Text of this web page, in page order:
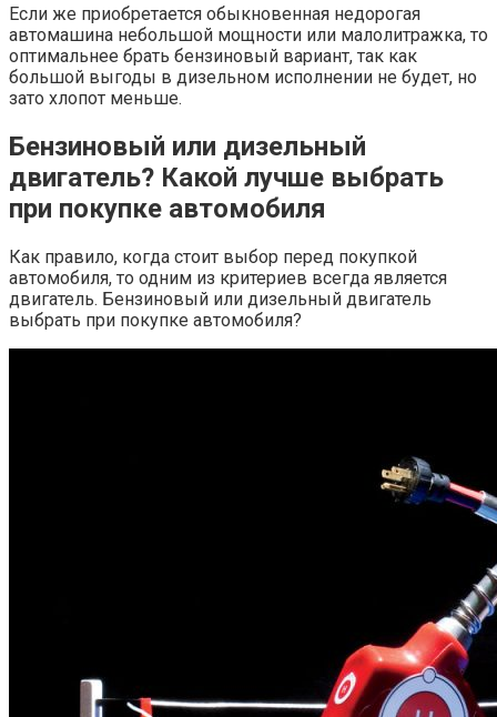
Если же приобретается обыкновенная недорогая
автомашина небольшой мощности или малолитражка, то
оптимальнее брать бензиновый вариант, так как
большой выгоды в дизельном исполнении не будет, но
зато хлопот меньше.
Бензиновый или дизельный
двигатель? Какой лучше выбрать
при покупке автомобиля
Как правило, когда стоит выбор перед покупкой
автомобиля, то одним из критериев всегда является
двигатель. Бензиновый или дизельный двигатель
выбрать при покупке автомобиля?